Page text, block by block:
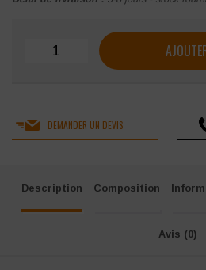
quantité de Veste Softshell
DEMANDER UN DEVIS
Description Composition
Avis (0)